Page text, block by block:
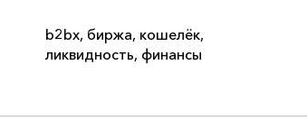
b2bx, биржа, кошелёк,
ликвидность, финансы